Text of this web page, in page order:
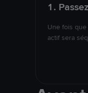
1.
Une fois
actif sera